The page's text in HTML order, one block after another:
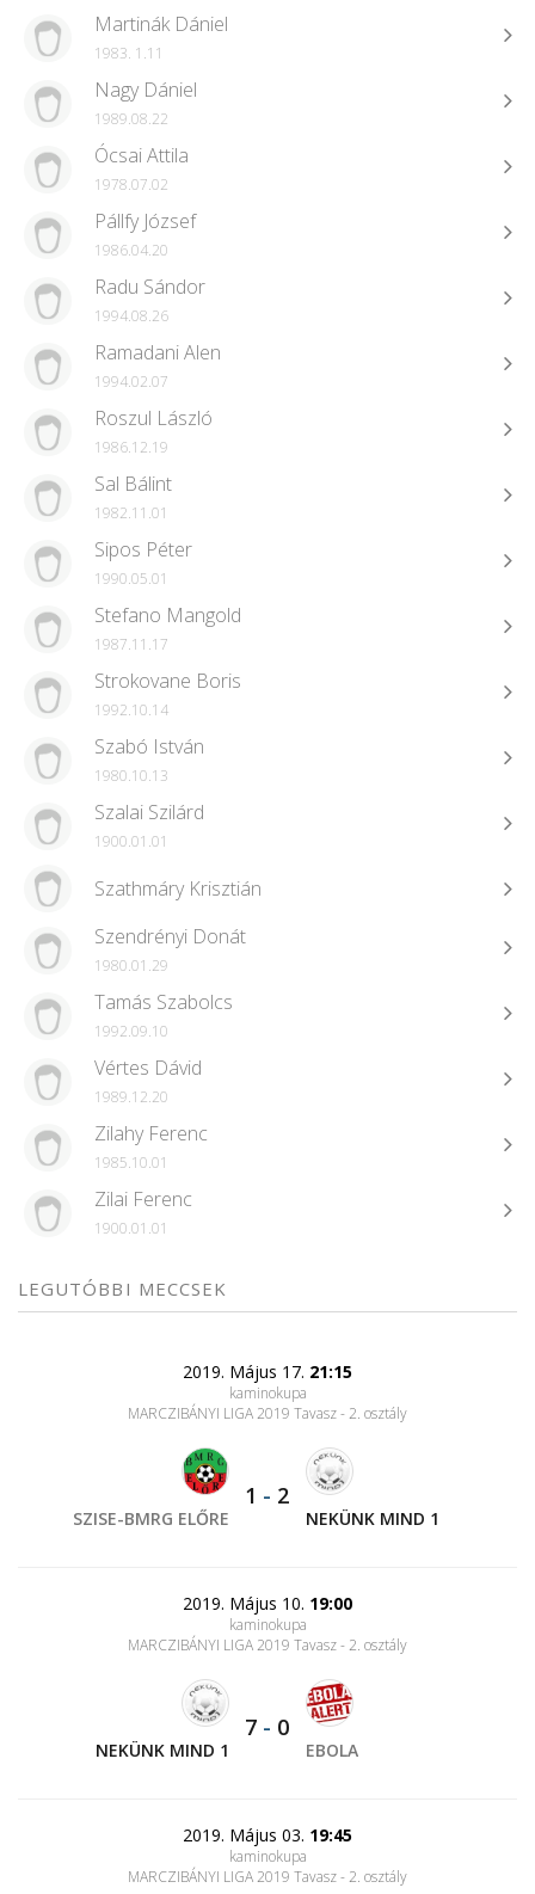
Martinák Dániel
1983. 1.11
Nagy Dániel
1989.08.22
Ócsai Attila
1978.07.02
Pállfy József
1986.04.20
Radu Sándor
1994.08.26
Ramadani Alen
1994.02.07
Roszul László
1986.12.19
Sal Bálint
1982.11.01
Sipos Péter
1990.05.01
Stefano Mangold
1987.11.17
Strokovane Boris
1992.10.14
Szabó István
1980.10.13
Szalai Szilárd
1900.01.01
Szathmáry Krisztián
Szendrényi Donát
1980.01.29
Tamás Szabolcs
1992.09.10
Vértes Dávid
1989.12.20
Zilahy Ferenc
1985.10.01
Zilai Ferenc
1900.01.01
LEGUTÓBBI MECCSEK
2019. Május 17. 21:15
kaminokupa
MARCZIBÁNYI LIGA 2019 Tavasz - 2. osztály
SZISE-BMRG ELŐRE
1 - 2
NEKÜNK MIND 1
2019. Május 10. 19:00
kaminokupa
MARCZIBÁNYI LIGA 2019 Tavasz - 2. osztály
NEKÜNK MIND 1
7 - 0
EBOLA
2019. Május 03. 19:45
kaminokupa
MARCZIBÁNYI LIGA 2019 Tavasz - 2. osztály